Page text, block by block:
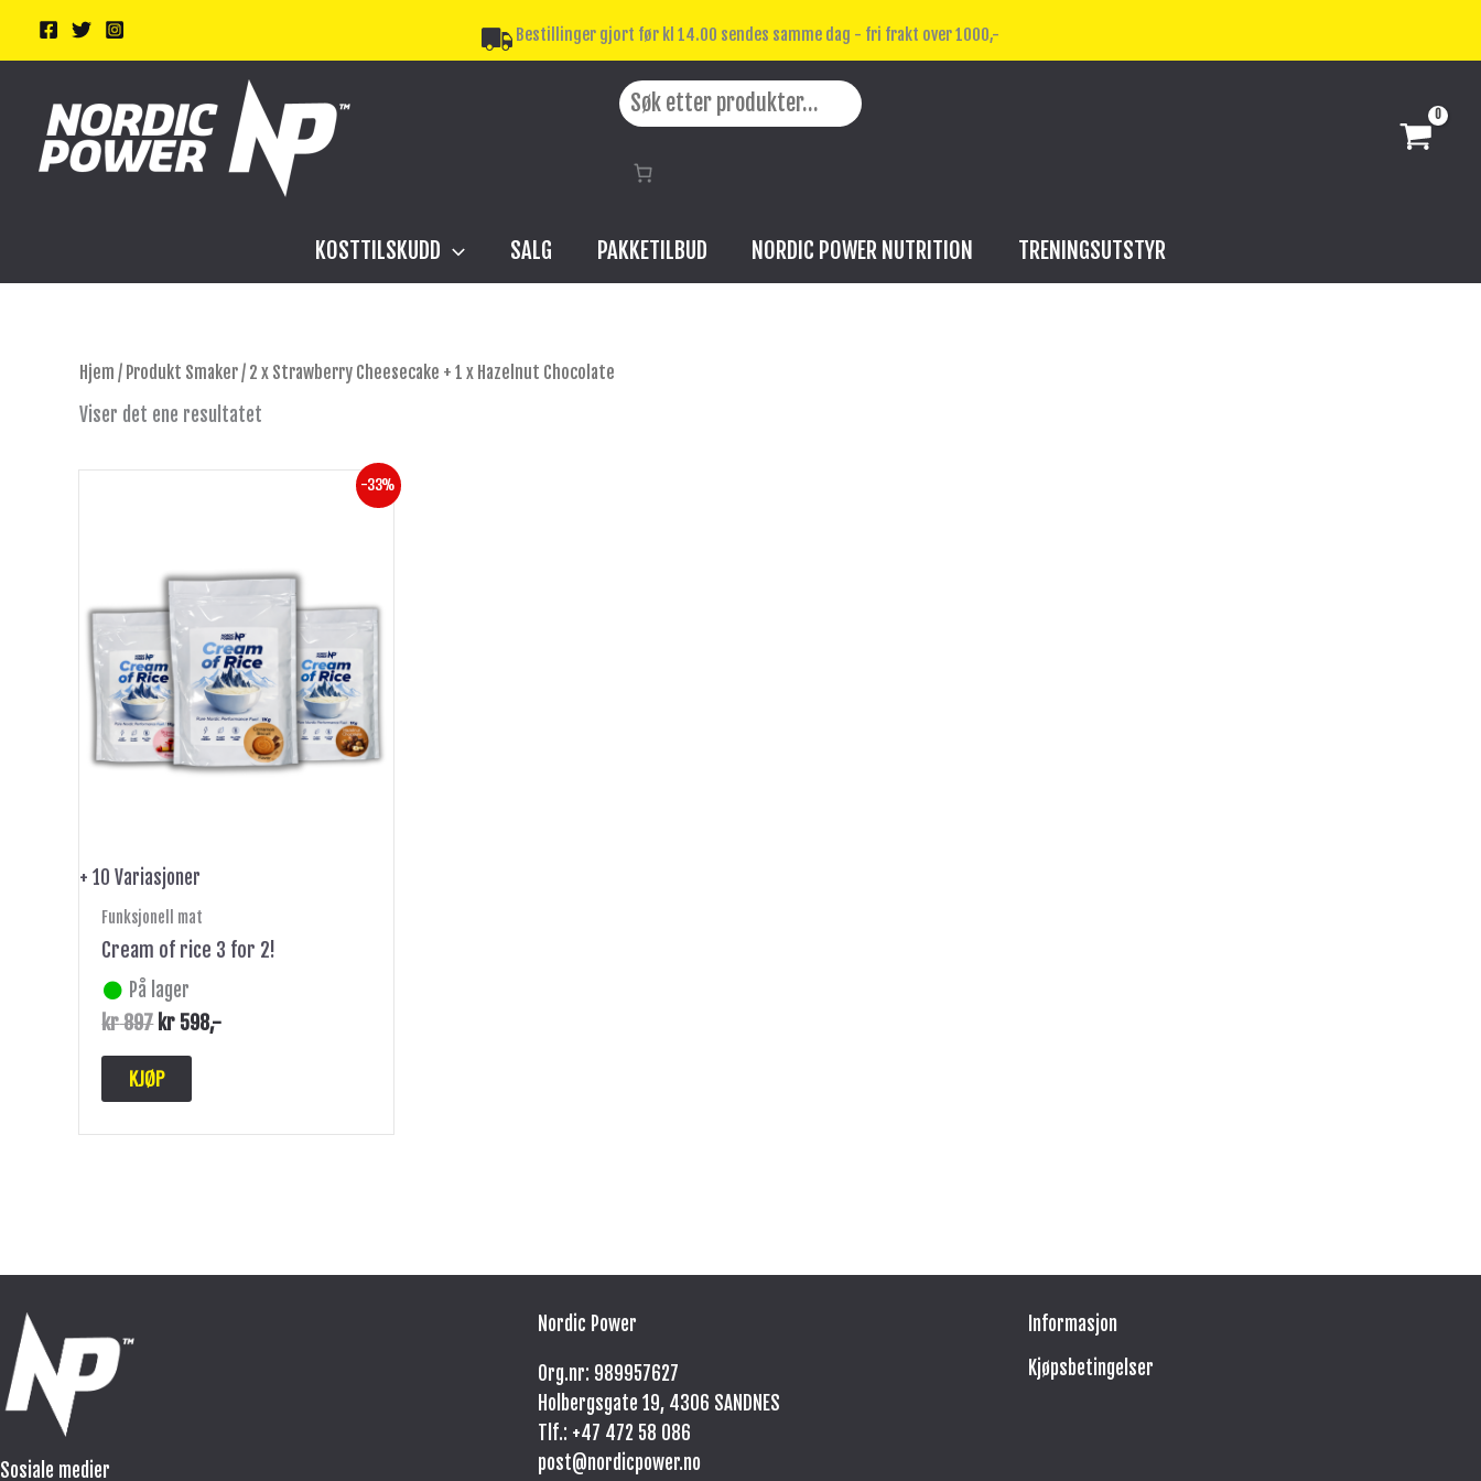
innholdet
Bestillinger gjort før kl 14.00 sendes samme dag - fri frakt over 1000,-
KOSTTILSKUDD SALG PAKKETILBUD NORDIC POWER NUTRITION TRENINGSUTSTYR
Hjem / Produkt Smaker / 2 x Strawberry Cheesecake + 1 x Hazelnut Chocolate
Viser det ene resultatet
-33%
+ 10 Variasjoner
Funksjonell mat
Cream of rice 3 for 2!
På lager
kr897 kr 598,-
KJØP
flere
varianter.
Alternativene
kan
velges
på
produktsiden
Sosiale medier
Nordic Power
Org.nr: 989957627
Holbergsgate 19, 4306 SANDNES
Tlf.: +47 472 58 086
post@nordicpower.no
Informasjon
Kjøpsbetingelser